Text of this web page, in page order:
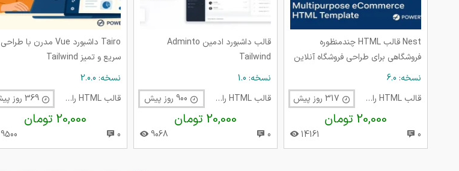
Nest قالب HTML چندمنظوره
فروشگاهی برای طراحی فروشگاه آنلاین
مدرن
نسخه: 6.0
قالب HTML راست چین
20,000 تومان
0
14161
قالب داشبورد ادمین Adminto
Tailwind
نسخه: 1.0
قالب HTML راست چین
20,000 تومان
0
9068
Tairo داشبورد Vue مدرن با طراحی
سریع و تمیز Tailwind
نسخه: 2.0.0
قالب HTML راست چین
369 روز پیش
20,000 تومان
0
9500